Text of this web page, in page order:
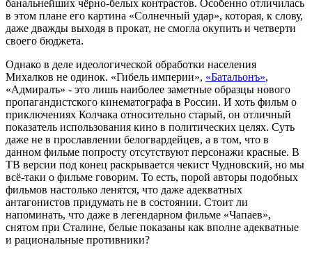
банальнейших чёрно-белых контрастов. Особенно отличилась
в этом плане его картина «Солнечный удар», которая, к слову,
даже дважды выходя в прокат, не смогла окупить и четверти
своего бюджета.
Однако в деле идеологической обработки населения
Михалков не одинок. «Гибель империи», «Батальонъ»,
«Адмиралъ» - это лишь наиболее заметные образцы нового
пропагандистского кинематографа в России. И хоть фильм о
приключениях Колчака относительно старый, он отличный
показатель использования кино в политических целях. Суть
даже не в прославлении белогвардейцев, а в том, что в
данном фильме попросту отсутствуют персонажи красные. В
ТВ версии под конец раскрывается чекист Чудновский, но мы
всё-таки о фильме говорим. То есть, порой авторы подобных
фильмов настолько ленятся, что даже адекватных
антагонистов придумать не в состоянии. Стоит ли
напоминать, что даже в легендарном фильме «Чапаев»,
снятом при Сталине, белые показаны как вполне адекватные
и рациональные противники?